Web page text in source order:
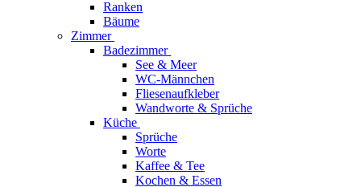
Ranken
Bäume
Zimmer
Badezimmer
See & Meer
WC-Männchen
Fliesenaufkleber
Wandworte & Sprüche
Küche
Sprüche
Worte
Kaffee & Tee
Kochen & Essen